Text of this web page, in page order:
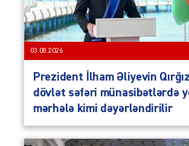
03.08.2026
Prezident İlham Əliyevin
dövlət səfəri münasibətlərdə
mərhələ kimi dəyərləndirilir